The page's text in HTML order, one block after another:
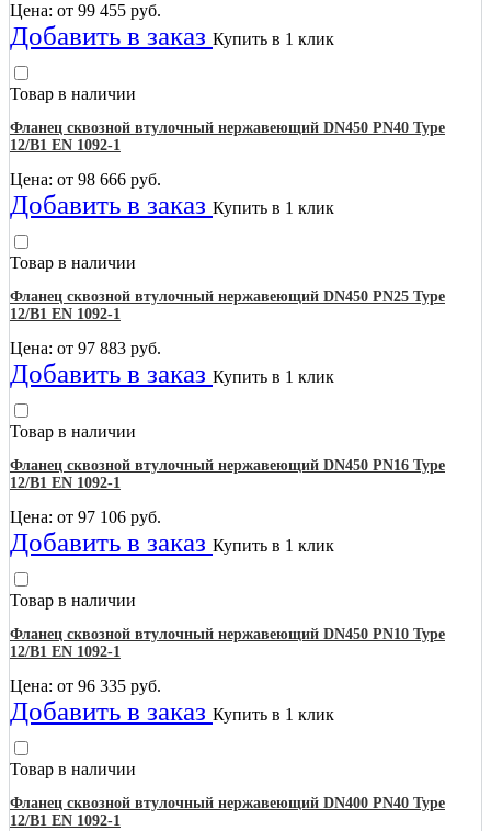
Цена: от 99 455 руб.
Добавить в заказ Купить в 1 клик
Товар в наличии
Фланец сквозной втулочный нержавеющий DN450 PN40 Type
12/B1 EN 1092-1
Цена: от 98 666 руб.
Добавить в заказ Купить в 1 клик
Товар в наличии
Фланец сквозной втулочный нержавеющий DN450 PN25 Type
12/B1 EN 1092-1
Цена: от 97 883 руб.
Добавить в заказ Купить в 1 клик
Товар в наличии
Фланец сквозной втулочный нержавеющий DN450 PN16 Type
12/B1 EN 1092-1
Цена: от 97 106 руб.
Добавить в заказ Купить в 1 клик
Товар в наличии
Фланец сквозной втулочный нержавеющий DN450 PN10 Type
12/B1 EN 1092-1
Цена: от 96 335 руб.
Добавить в заказ Купить в 1 клик
Товар в наличии
Фланец сквозной втулочный нержавеющий DN400 PN40 Type
12/B1 EN 1092-1